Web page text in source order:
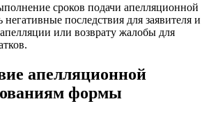
сроков подачи апелляционной
последствия для заявителя и
или возврату жалобы для
апелляционной
формы